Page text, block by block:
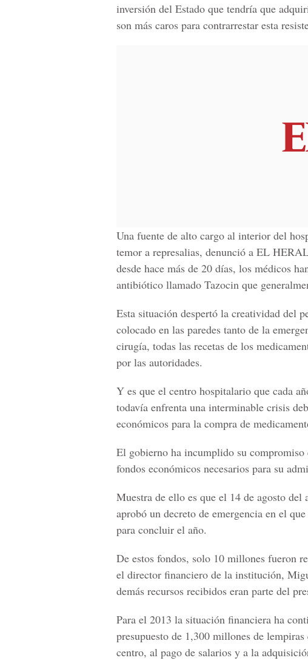
inversión del Estado que tendría que
son más caros para contrarrestar esta
Una fuente de alto cargo al interior del
temor a represalias, denunció a EL
desde hace más de 20 días, los médicos
antibiótico llamado Tazocin que
Esta situación despertó la creatividad del
colocado en las paredes tanto de la
cirugía, todas las recetas de los
por las autoridades.
Y es que el centro hospitalario que cada
todavía enfrenta una interminable crisis
económicos para la compra de
El gobierno ha incumplido su compromiso
fondos económicos necesarios para su
Muestra de ello es que el 14 de agosto
aprobó un decreto de emergencia en el
para concluir el año.
De estos fondos, solo 10 millones fueron
el director financiero de la institución,
demás recursos recibidos eran parte del
Para el 2013 la situación financiera ha
presupuesto de 1,300 millones de
centro, al pago de salarios y a la